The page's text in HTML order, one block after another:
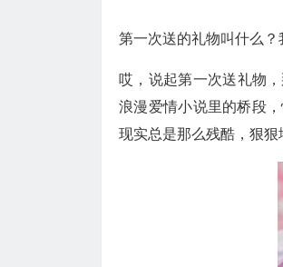
第一次送的礼物叫什么？
哎，说起第一次送礼物
浪漫爱情小说里的桥段
现实总是那么残酷，狠狠